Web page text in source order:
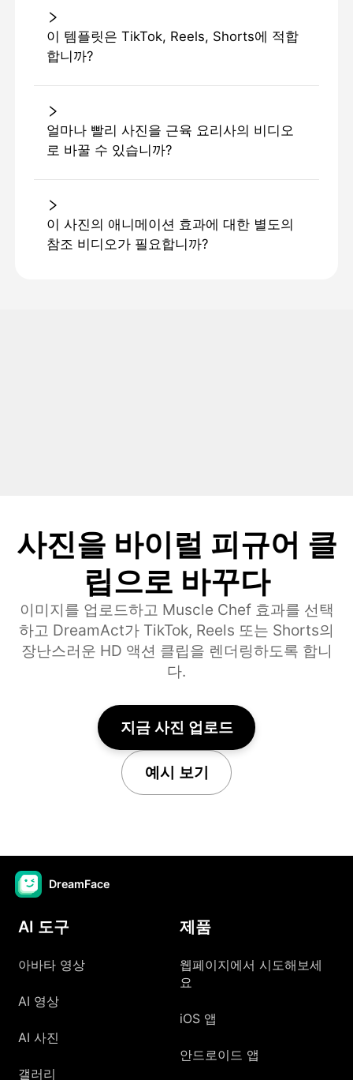
이 템플릿은 TikTok, Reels, Shorts에 적합
합니까?
얼마나 빨리 사진을 근육 요리사의 비디오
로 바꿀 수 있습니까?
이 사진의 애니메이션 효과에 대한 별도의
참조 비디오가 필요합니까?
사진을 바이럴 피규어 클
립으로 바꾸다
이미지를 업로드하고 Muscle Chef 효과를 선택
하고 DreamAct가 TikTok, Reels 또는 Shorts의
장난스러운 HD 액션 클립을 렌더링하도록 합니
다.
지금 사진 업로드
예시 보기
DreamFace
AI 도구
아바타 영상
AI 영상
AI 사진
갤러리
제품
웹페이지에서 시도해보세
요
iOS 앱
안드로이드 앱